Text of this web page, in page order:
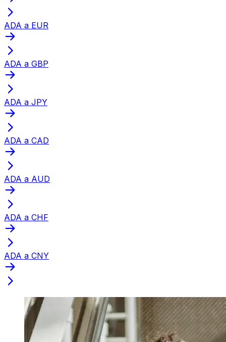
ADA a EUR
ADA a GBP
ADA a JPY
ADA a CAD
ADA a AUD
ADA a CHF
ADA a CNY